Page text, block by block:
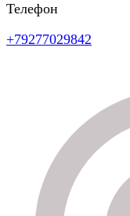
Телефон
+79277029842